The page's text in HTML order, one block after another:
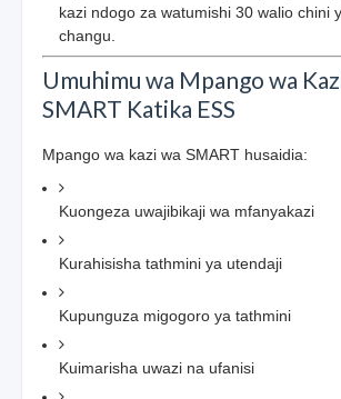
kazi ndogo za watumishi 30 walio chini
changu.
Umuhimu wa Mpango wa
SMART Katika ESS
Mpango wa kazi wa SMART husaidia:
Kuongeza uwajibikaji wa mfanyakazi
Kurahisisha tathmini ya utendaji
Kupunguza migogoro ya tathmini
Kuimarisha uwazi na ufanisi